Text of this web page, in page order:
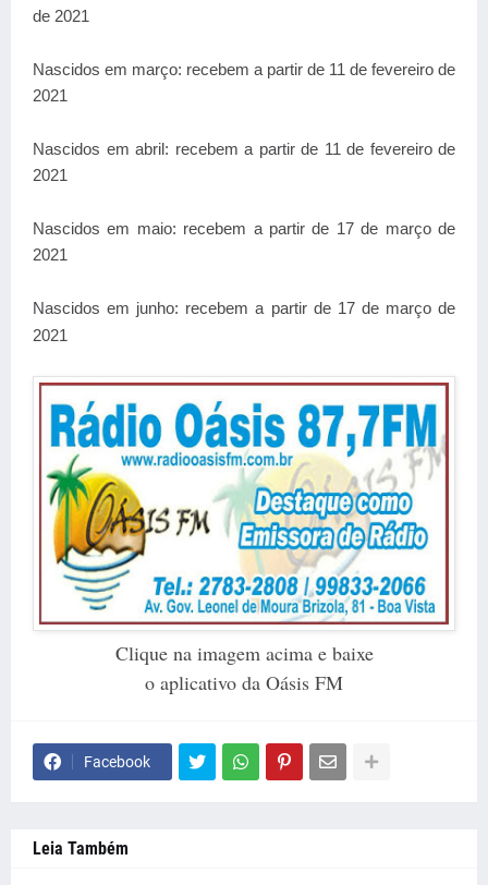
de 2021
Nascidos em março: recebem a partir de 11 de fevereiro de
2021
Nascidos em abril: recebem a partir de 11 de fevereiro de
2021
Nascidos em maio: recebem a partir de 17 de março de
2021
Nascidos em junho: recebem a partir de 17 de março de
2021
Clique na imagem acima e baixe
o aplicativo da Oásis FM
Facebook
Leia Também